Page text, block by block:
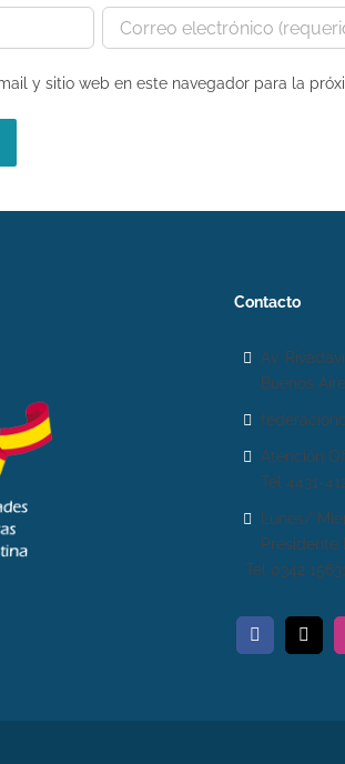
y sitio web en este navegador para la
Contacto
Av.
Buenos
Atención
Tel 4431-
Lunes/
Presidente
Tel 0342